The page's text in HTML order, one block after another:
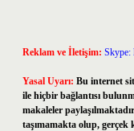
Reklam ve İletişim: Skype:
Yasal Uyarı: Bu internet
ile hiçbir bağlantısı
makaleler
taşımamakta olup,